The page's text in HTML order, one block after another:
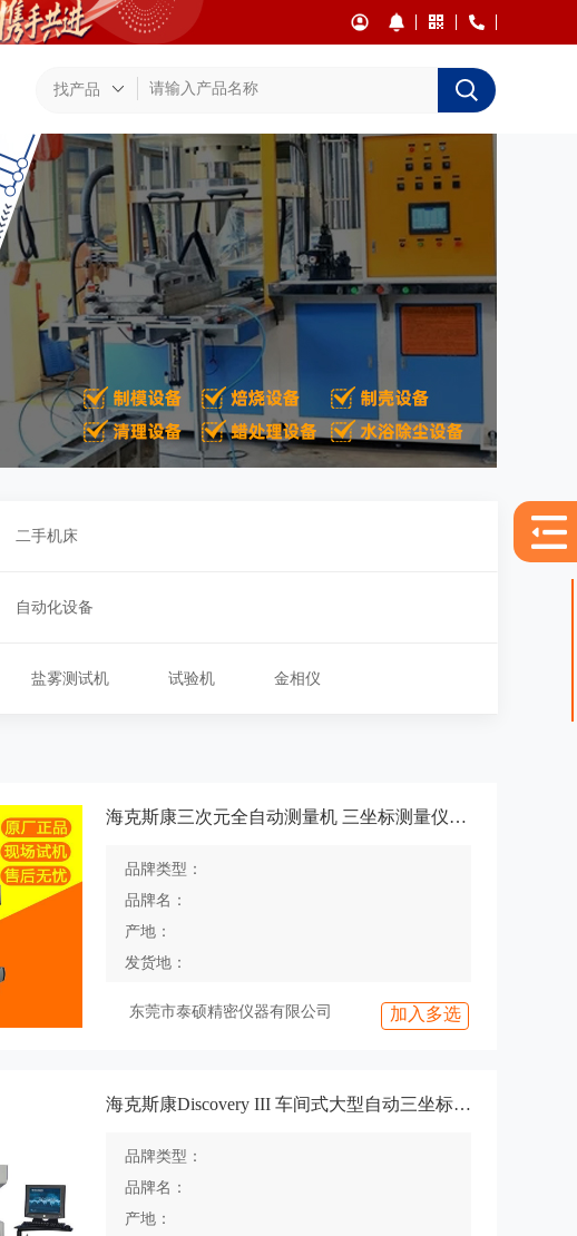
二手机床
自动化设备
盐雾测试机 试验机 金相仪
海克斯康三次元全自动测量机 三坐标测量仪Explorer系列
品牌类型：
品牌名：
产地：
发货地：
东莞市泰硕精密仪器有限公司 加入多选
海克斯康Discovery III 车间式大型自动三坐标测量仪
品牌类型：
品牌名：
产地：